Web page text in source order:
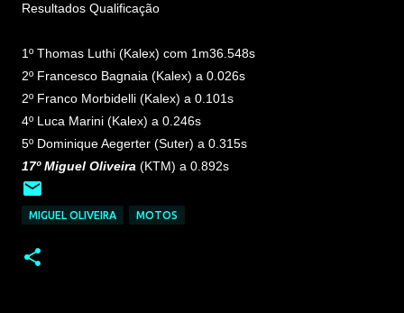
Resultados Qualificação
1º Thomas Luthi (Kalex) com 1m36.548s
2º Francesco Bagnaia (Kalex) a 0.026s
2º Franco Morbidelli (Kalex) a 0.101s
4º Luca Marini (Kalex) a 0.246s
5º Dominique Aegerter (Suter) a 0.315s
17º Miguel Oliveira (KTM) a 0.892s
MIGUEL OLIVEIRA MOTOS